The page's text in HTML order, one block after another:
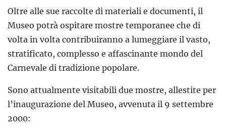
Oltre alle sue raccolte di materiali e documenti, il
Museo potrà ospitare mostre temporanee che di
volta in volta contribuiranno a lumeggiare il vasto,
stratificato, complesso e affascinante mondo del
Carnevale di tradizione popolare.
Sono attualmente visitabili due mostre, allestite per
l’inaugurazione del Museo, avvenuta il 9 settembre
2000: